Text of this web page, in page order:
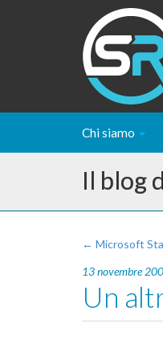
Chi siamo
Il blog
← Microsoft
13 novembre
Un